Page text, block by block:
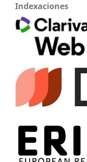
Indexaciones